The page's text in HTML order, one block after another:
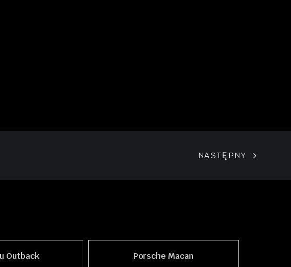
NASTĘPNY
Outback Porsche Macan